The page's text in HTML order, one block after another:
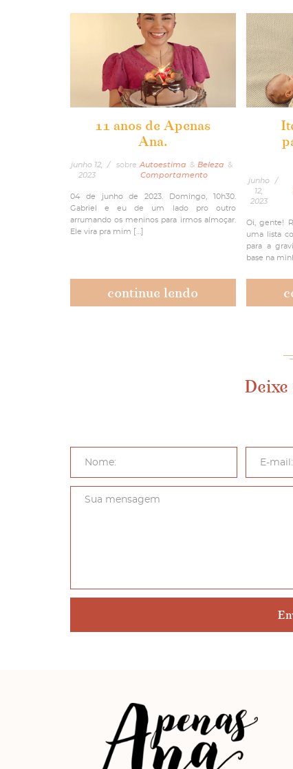
11 anos de Apenas
Ana.
junho 12,
2023
/ sobreAutoestima & Beleza
&
Comportamento
04 de junho de 2023. Domingo, 10h30.
Gabriel e eu de um lado pro outro
arrumando os meninos para irmos almoçar.
Ele vira pra mim […]
continue lendo
junho
12,
2023
/
Oi, gente!
uma lista
para a
base na
Deixe